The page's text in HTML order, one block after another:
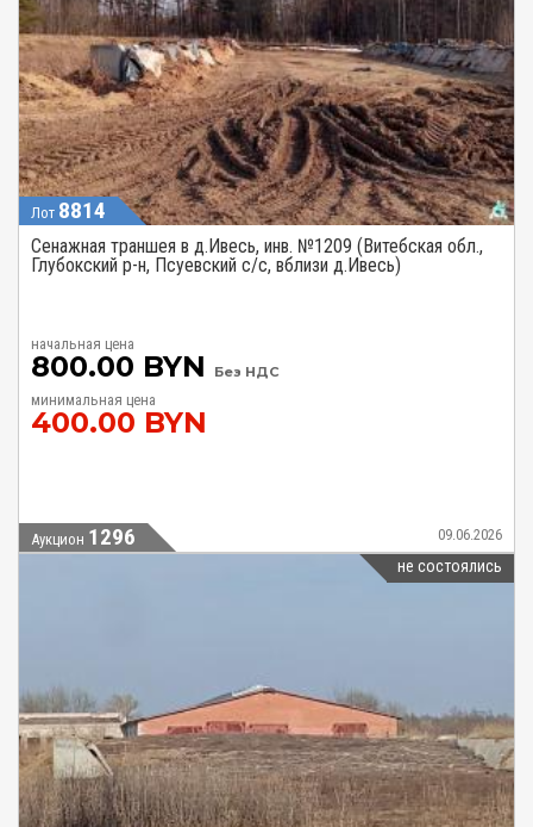
Лот 8814
Сенажная траншея в д.Ивесь, инв. №1209 (Витебская обл.,
Глубокский р-н, Псуевский с/с, вблизи д.Ивесь)
начальная цена
800.00 BYN Без НДС
минимальная цена
400.00 BYN
Аукцион 1296 09.06.2026
не состоялись